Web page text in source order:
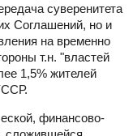
суверенитета
Соглашений, но и
на временно
т.н. "властей
1,5% жителей
финансово-